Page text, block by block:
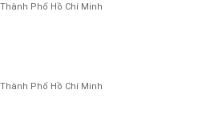
Phố Hồ Chí Minh
Phố Hồ Chí Minh